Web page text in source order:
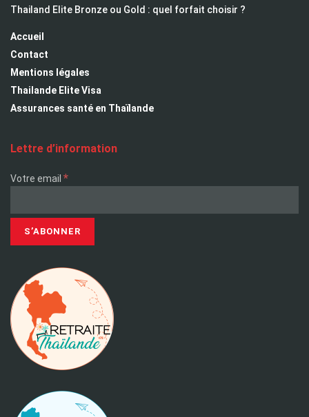
Thailand Elite Bronze ou Gold : quel forfait choisir ?
Accueil
Contact
Mentions légales
Thailande Elite Visa
Assurances santé en Thaïlande
Lettre d’information
Votre email *